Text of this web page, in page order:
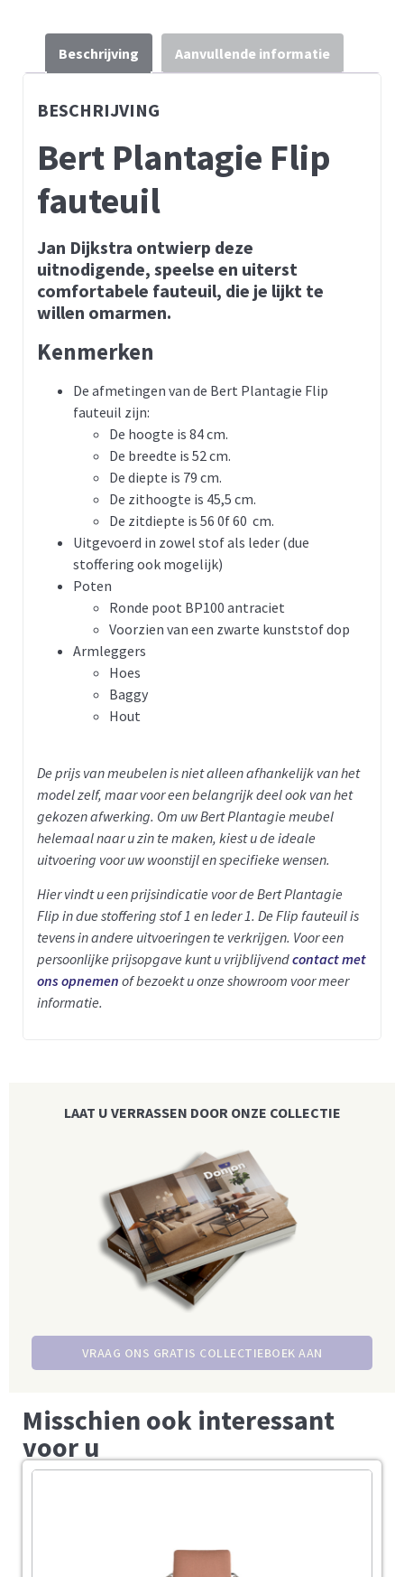
Beschrijving Aanvullende informatie
BESCHRIJVING
Bert Plantagie Flip
fauteuil
Jan Dijkstra ontwierp deze
uitnodigende, speelse en uiterst
comfortabele fauteuil, die je lijkt te
willen omarmen.
Kenmerken
De afmetingen van de Bert Plantagie Flip
fauteuil zijn:
De hoogte is 84 cm.
De breedte is 52 cm.
De diepte is 79 cm.
De zithoogte is 45,5 cm.
De zitdiepte is 56 0f 60 cm.
Uitgevoerd in zowel stof als leder (due
stoffering ook mogelijk)
Poten
Ronde poot BP100 antraciet
Voorzien van een zwarte kunststof dop
Armleggers
Hoes
Baggy
Hout
De prijs van meubelen is niet alleen afhankelijk van het
model zelf, maar voor een belangrijk deel ook van het
gekozen afwerking. Om uw Bert Plantagie meubel
helemaal naar u zin te maken, kiest u de ideale
uitvoering voor uw woonstijl en specifieke wensen.
Hier vindt u een prijsindicatie voor de Bert Plantagie
Flip in due stoffering stof 1 en leder 1. De Flip fauteuil is
tevens in andere uitvoeringen te verkrijgen. Voor een
persoonlijke prijsopgave kunt u vrijblijvendcontact met
ons opnemen of bezoekt u onze showroom voor meer
informatie.
LAAT U VERRASSEN DOOR ONZE COLLECTIE
VRAAG ONS GRATIS COLLECTIEBOEK AAN
Misschien ook interessant
voor u